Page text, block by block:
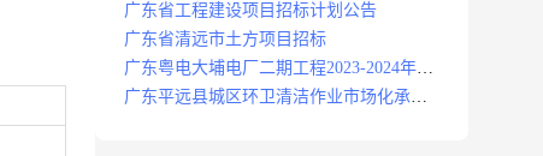
广东省工程建设项目招标计划公告
广东省清远市土方项目招标
广东粤电大埔电厂二期工程2023-2024年度
安保服务项目招标公告
广东平远县城区环卫清洁作业市场化承包